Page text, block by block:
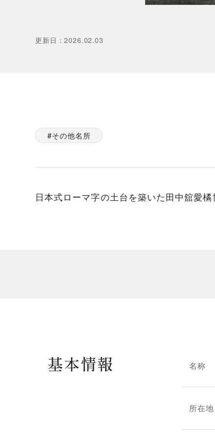
更新日 ：2026.02.03
その他名所
日本式ローマ字の土台を築いた田中舘愛
基本情報 名称
所在地